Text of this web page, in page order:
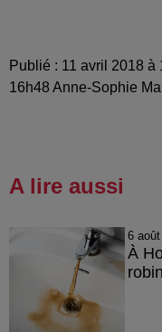
Publié : 11 avril 2018
16h48 Anne-Sophie
A lire aussi
6
À